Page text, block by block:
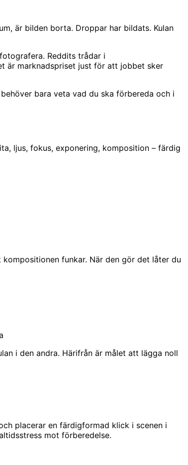
är bilden borta. Droppar har bildats. Kulan
Reddits trådar i
är marknadspriset just för att jobbet sker
bara veta vad du ska förbereda och i
ljus, fokus, exponering, komposition – färdig
funkar. När den gör det låter du
i den andra. Härifrån är målet att lägga noll
placerar en färdigformad klick i scenen i
mot förberedelse.